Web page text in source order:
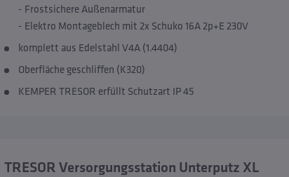
- Frostsichere Außenarmatur
- Elektro Montageblech mit 2x Schuko 16A 2p+E 230V
komplett aus Edelstahl V4A (1.4404)
Oberfläche geschliffen (K320)
KEMPER TRESOR erfüllt Schutzart IP 45
TRESOR Versorgungsstation Unterputz XL